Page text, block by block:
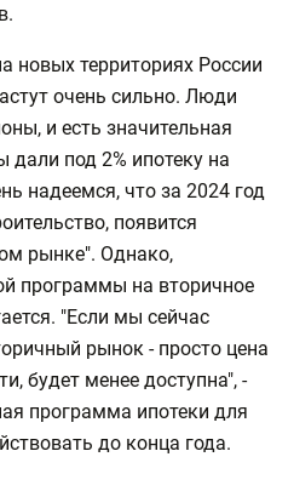
новых территориях России
очень сильно. Люди
и есть значительная
под 2% ипотеку на
надеемся, что за 2024 год
появится
рынке". Однако,
программы на вторичное
"Если мы сейчас
рынок - просто цена
будет менее доступна", -
программа ипотеки для
до конца года.